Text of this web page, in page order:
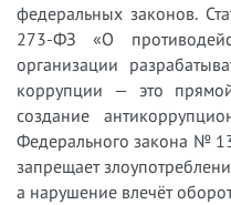
федеральных законов.
273-ФЗ «О
организации
коррупции — это
создание
Федерального закона №
запрещает
а нарушение влечёт